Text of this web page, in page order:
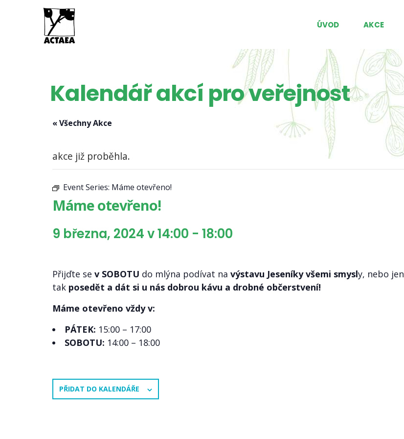
ÚVOD AKCE
Kalendář akcí pro veřejnost
« Všechny Akce
akce již proběhla.
Event Series: Máme otevřeno!
Máme otevřeno!
9 března, 2024 v 14:00 - 18:00
Přijďte se v SOBOTU do mlýna podívat na výstavu Jeseníky všemi smysly, nebo jen
tak posedět a dát si u nás dobrou kávu a drobné občerstvení!
Máme otevřeno vždy v:
PÁTEK: 15:00 – 17:00
SOBOTU: 14:00 – 18:00
PŘIDAT DO KALENDÁŘE